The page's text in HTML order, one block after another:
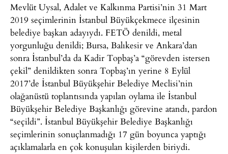
Mevlüt Uysal, Adalet ve Kalkınma Partisi’nin 31 Mart
2019 seçimlerinin İstanbul Büyükçekmece ilçesinin
belediye başkan adayıydı. FETÖ denildi, metal
yorgunluğu denildi; Bursa, Balıkesir ve Ankara’dan
sonra İstanbul’da da Kadir Topbaş’a “görevden istersen
çekil” denildikten sonra Topbaş’ın yerine 8 Eylül
2017’de İstanbul Büyükşehir Belediye Meclisi’nin
olağanüstü toplantısında yapılan oylama ile İstanbul
Büyükşehir Belediye Başkanlığı görevine atandı, pardon
“seçildi”. İstanbul Büyükşehir Belediye Başkanlığı
seçimlerinin sonuçlanmadığı 17 gün boyunca yaptığı
açıklamalarla en çok konuşulan kişilerden biriydi.